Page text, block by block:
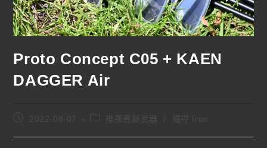
Proto Concept C05 + KAEN
DAGGER Air
鐵桿 Iron